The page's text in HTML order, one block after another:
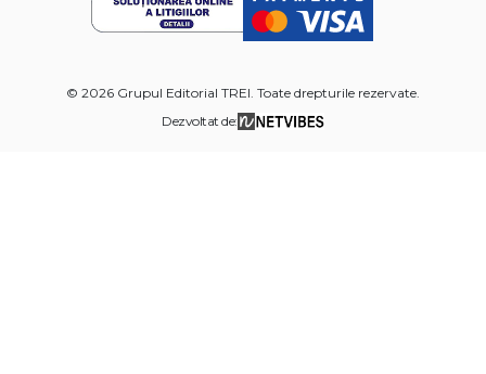
© 2026 Grupul Editorial TREI. Toate drepturile rezervate.
Dezvoltat de: